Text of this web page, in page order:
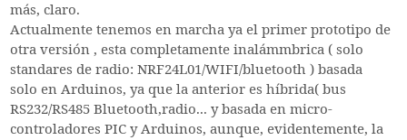
más, claro.
Actualmente tenemos en marcha ya el primer prototipo de
otra versión , esta completamente inalámmbrica ( solo
standares de radio: NRF24L01/WIFI/bluetooth ) basada
solo en Arduinos, ya que la anterior es híbrida( bus
RS232/RS485 Bluetooth,radio... y basada en micro-
controladores PIC y Arduinos, aunque, evidentemente, la